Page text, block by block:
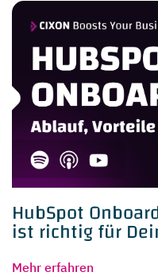
HubSpot
ist richtig für
Mehr erfahren